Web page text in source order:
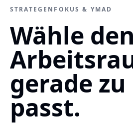
STRATEGENFOKUS & YMAD
Wähle den
gerade
passt.